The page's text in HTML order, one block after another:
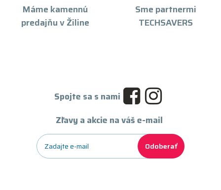
Máme kamennú
predajňu v Žiline
Sme partnermi
TECHSAVERS
Spojte sa s nami
Zľavy a akcie na váš e-mail
Odoberať